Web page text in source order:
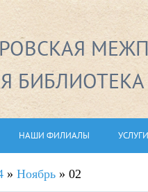
НАШИ ФИЛИАЛЫ УСЛУГИ
» Ноябрь » 02